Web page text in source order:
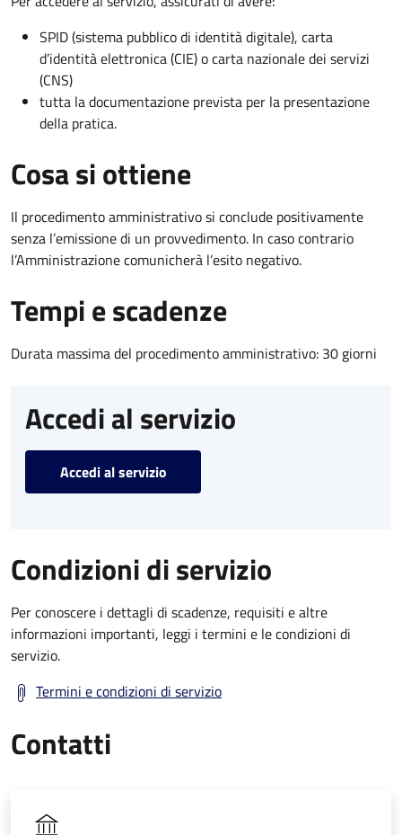
SPID (sistema pubblico di identità digitale), carta
d’identità elettronica (CIE) o carta nazionale dei servizi
(CNS)
tutta la documentazione prevista per la presentazione
della pratica.
Cosa si ottiene
Il procedimento amministrativo si conclude positivamente
senza l’emissione di un provvedimento. In caso contrario
l’Amministrazione comunicherà l’esito negativo.
Tempi e scadenze
Durata massima del procedimento amministrativo: 30 giorni
Accedi al servizio
Accedi al servizio
Condizioni di servizio
Per conoscere i dettagli di scadenze, requisiti e altre
informazioni importanti, leggi i termini e le condizioni di
servizio.
Termini e condizioni di servizio
Contatti